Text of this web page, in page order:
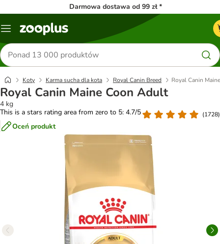
Darmowa dostawa od 99 zł *
Menu
Szukaj
produktów
Koty Karma sucha dla kota Royal Canin Breed Royal Canin
Royal Canin Maine Coon Adult
4 kg
This is a stars rating area from zero to 5: 4.7/5
(1728)
Oceń produkt